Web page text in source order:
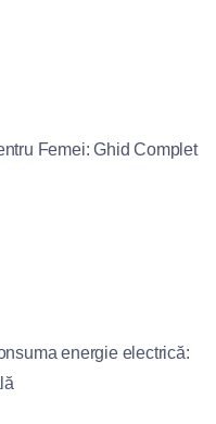
Femei: Ghid Complet
energie electrică: